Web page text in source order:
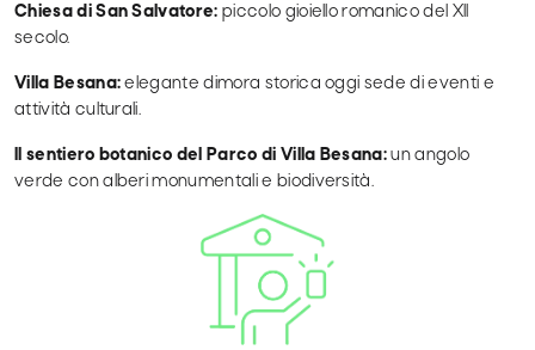
Chiesa di San Salvatore: piccolo gioiello romanico del XII
secolo.
Villa Besana:elegante dimora storica oggi sede di eventi e
attività culturali.
Il sentiero botanico del Parco di Villa Besana:un angolo
verde con alberi monumentali e biodiversità.